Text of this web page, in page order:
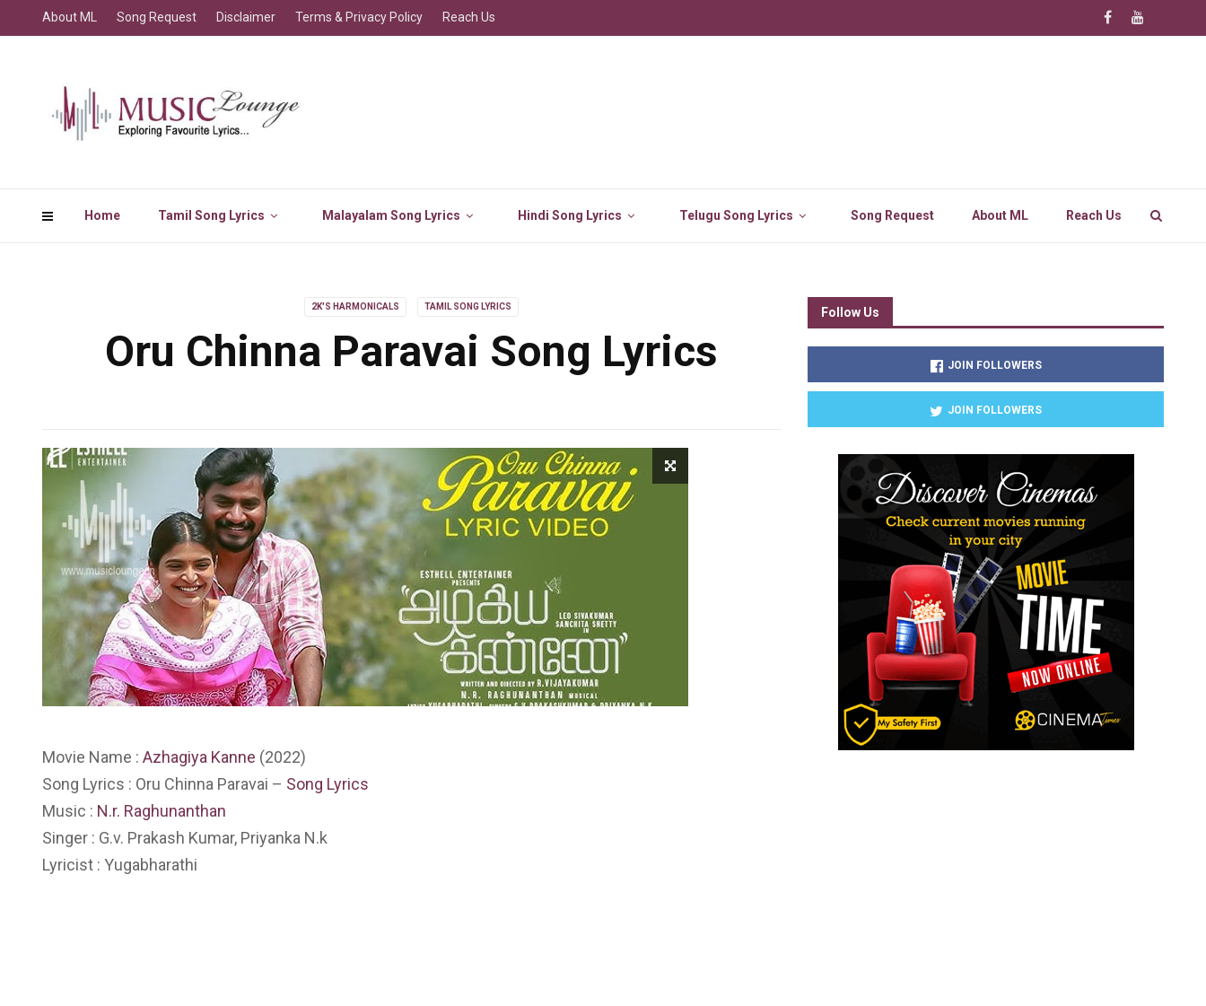
Home Tamil Song Lyrics Malayalam Song Lyrics Hindi Song Lyrics Telugu Song Lyrics Song Request About ML Reach Us
About ML Song Request Disclaimer Terms & Privacy Policy Reach Us
2K'S HARMONICALS TAMIL SONG LYRICS
Oru Chinna Paravai Song Lyrics
Movie Name : Azhagiya Kanne (2022)
Song Lyrics : Oru Chinna Paravai – Song Lyrics
Music : N.r. Raghunanthan
Singer : G.v. Prakash Kumar, Priyanka N.k
Lyricist : Yugabharathi
Follow Us
JOIN FOLLOWERS
JOIN FOLLOWERS